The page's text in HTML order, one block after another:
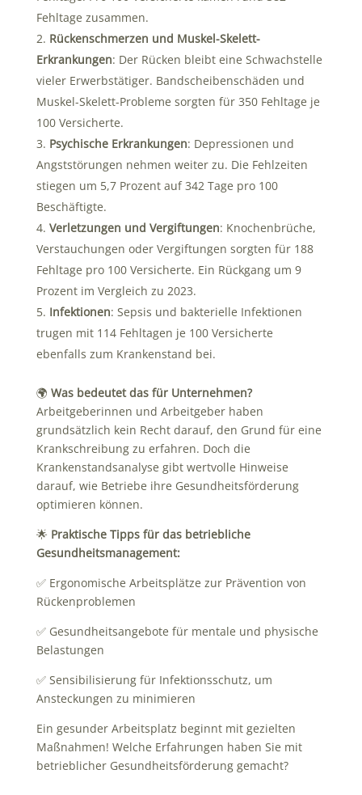
Fehltage zusammen.
Rückenschmerzen und Muskel-Skelett-
Erkrankungen: Der Rücken bleibt eine Schwachstelle
vieler Erwerbstätiger. Bandscheibenschäden und
Muskel-Skelett-Probleme sorgten für 350 Fehltage je
100 Versicherte.
Psychische Erkrankungen: Depressionen und
Angststörungen nehmen weiter zu. Die Fehlzeiten
stiegen um 5,7 Prozent auf 342 Tage pro 100
Beschäftigte.
Verletzungen und Vergiftungen: Knochenbrüche,
Verstauchungen oder Vergiftungen sorgten für 188
Fehltage pro 100 Versicherte. Ein Rückgang um 9
Prozent im Vergleich zu 2023.
Infektionen: Sepsis und bakterielle Infektionen
trugen mit 114 Fehltagen je 100 Versicherte
ebenfalls zum Krankenstand bei.
🌍 Was bedeutet das für Unternehmen?
Arbeitgeberinnen und Arbeitgeber haben
grundsätzlich kein Recht darauf, den Grund für eine
Krankschreibung zu erfahren. Doch die
Krankenstandsanalyse gibt wertvolle Hinweise
darauf, wie Betriebe ihre Gesundheitsförderung
optimieren können.
🌟 Praktische Tipps für das betriebliche
Gesundheitsmanagement:
✅ Ergonomische Arbeitsplätze zur Prävention von
Rückenproblemen
✅ Gesundheitsangebote für mentale und physische
Belastungen
✅ Sensibilisierung für Infektionsschutz, um
Ansteckungen zu minimieren
Ein gesunder Arbeitsplatz beginnt mit gezielten
Maßnahmen! Welche Erfahrungen haben Sie mit
betrieblicher Gesundheitsförderung gemacht?